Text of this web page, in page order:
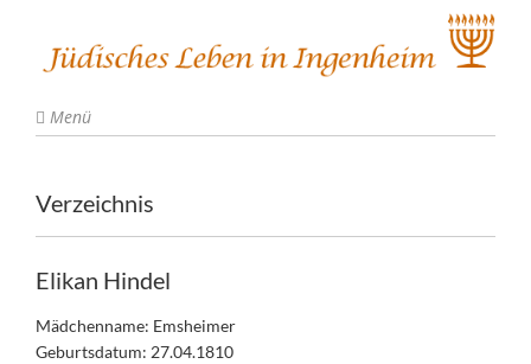
Menü
Verzeichnis
Elikan Hindel
Mädchenname: Emsheimer
Geburtsdatum: 27.04.1810